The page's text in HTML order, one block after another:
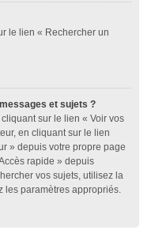
le lien « Rechercher un
et sujets ?
sur le lien « Voir vos
en cliquant sur le lien
» depuis votre propre page
rapide » depuis
vos sujets, utilisez la
les paramètres appropriés.